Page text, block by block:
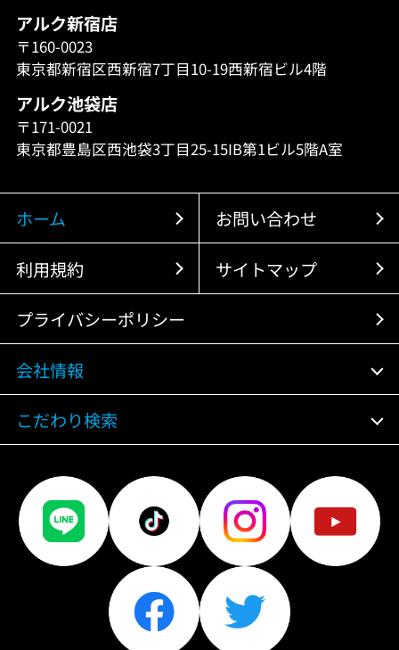
アルク新宿店
〒160-0023
東京都新宿区西新宿7丁目10-19西新宿ビル4階
アルク池袋店
〒171-0021
東京都豊島区西池袋3丁目25-15IB第1ビル5階A室
ホーム お問い合わせ
利用規約 サイトマップ
プライバシーポリシー
会社情報
こだわり検索